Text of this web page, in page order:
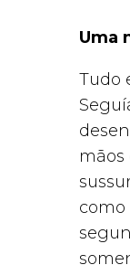
Uma
Tudo
mãos
como